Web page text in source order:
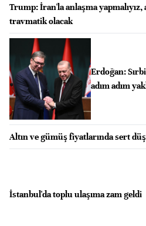
Trump: İran'la anlaşma
travmatik olacak
Erdoğan:
adım adım
Altın ve gümüş fiyatlarında sert
İstanbul'da toplu ulaşıma zam geldi